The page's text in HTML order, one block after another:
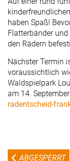
haben Spaß!
Flatterbänder
den Rädern
Nächster Termin
voraussichtlich
Waldspielpark
am 14.
radentscheid-
ABGESPERRT